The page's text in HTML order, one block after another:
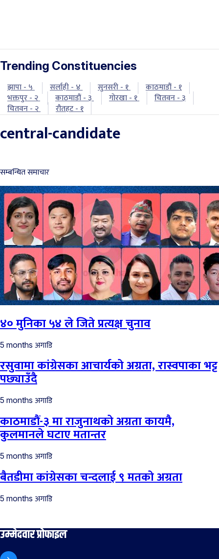
Trending Constituencies
झापा - ५ सर्लाही - ४ सुनसरी - १
काठमाडौं - १
भक्तपुर - २
काठमाडौं - ३ गोरखा - १
चितवन - ३
चितवन - २
रौतहट - १
central-candidate
सम्बन्धित समाचार
४० मुनिका ५४ ले जिते प्रत्यक्ष चुनाव
5 months अगाडि
रसुवामा कांग्रेसका आचार्यको अग्रता, रास्वपाका भट्ट
पछ्याउँदै
5 months अगाडि
काठमाडौं-३ मा राजुनाथको अग्रता कायमै,
कुलमानले घटाए मतान्तर
5 months अगाडि
बैतडीमा कांग्रेसका चन्दलाई ९ मतको अग्रता
5 months अगाडि
उम्मेदवार प्रोफाइल